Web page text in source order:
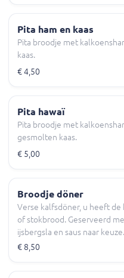
Pita ham en kaas
Pita broodje met
kaas.
€ 4,50
Pita hawaï
Pita broodje met
gesmolten kaas.
€ 5,00
Broodje döner
Verse kalfsdöner, u heeft de
of stokbrood. Geserveerd
ijsbergsla en saus naar
€ 8,50